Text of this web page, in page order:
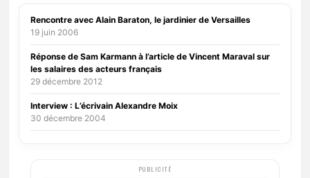
Rencontre avec Alain Baraton, le jardinier de Versailles
19 juin 2006
Réponse de Sam Karmann à l’article de Vincent Maraval sur
les salaires des acteurs français
29 décembre 2012
Interview : L’écrivain Alexandre Moix
30 décembre 2004
PUBLICITÉ